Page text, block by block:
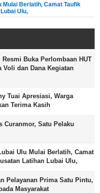
Berlatih, Camat Taufik
Ulu,
Buka Perlombaan HUT
Voli dan Dana Kegiatan
Tuai Apresiasi, Warga
Terima Kasih
Curanmor, Satu Pelaku
Ulu Mulai Berlatih, Camat
Latihan Lubai Ulu,
Pelayanan Prima Satu Pintu,
Masyarakat